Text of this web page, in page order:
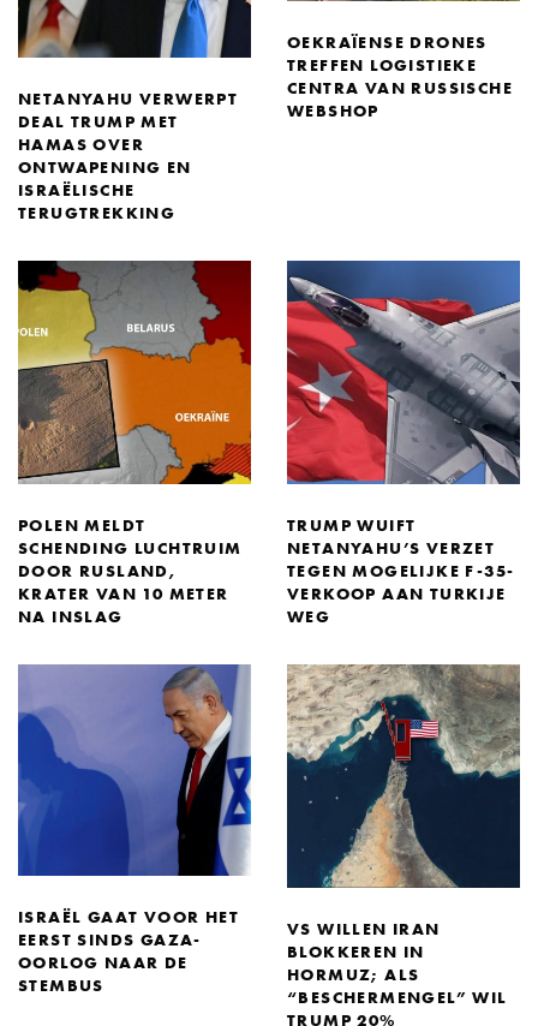
NETANYAHU VERWERPT
DEAL TRUMP MET
HAMAS OVER
ONTWAPENING EN
ISRAËLISCHE
TERUGTREKKING
OEKRAÏENSE DRONES
TREFFEN LOGISTIEKE
CENTRA VAN RUSSISCHE
WEBSHOP
POLEN MELDT
SCHENDING LUCHTRUIM
DOOR RUSLAND,
KRATER VAN 10 METER
NA INSLAG
TRUMP WUIFT
NETANYAHU’S VERZET
TEGEN MOGELIJKE F-35-
VERKOOP AAN TURKIJE
WEG
ISRAËL GAAT VOOR HET
EERST SINDS GAZA-
OORLOG NAAR DE
STEMBUS
VS WILLEN IRAN
BLOKKEREN IN
HORMUZ; ALS
“BESCHERMENGEL” WIL
TRUMP 20%